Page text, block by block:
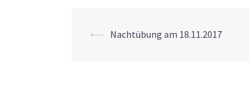
Beitrags-
⟵ Nachtübung am 18.11.2017